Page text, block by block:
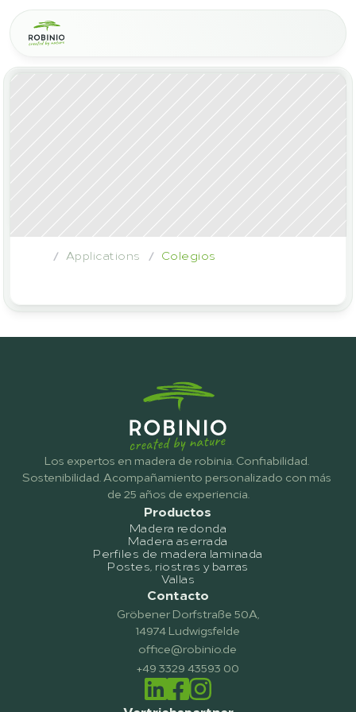
/ Applications / Colegios
Los expertos en madera de robinia. Confiabilidad.
Sostenibilidad. Acompañamiento personalizado con más
de 25 años de experiencia.
Contacto
Gröbener Dorfstraße 50A,
14974 Ludwigsfelde
office@robinio.de
+49 3329 43593 00
Productos
Madera redonda
Madera aserrada
Perfiles de madera laminada
Postes, riostras y barras
Vallas